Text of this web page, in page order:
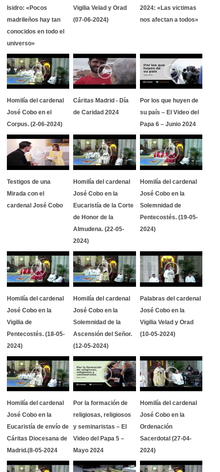
Isidro: «Pocos
madrileños hay tan
conocidos en todo el
universo»
Vigilia Velad y Orad
(07-06-2024)
2024: «Las victimas
nos afectan a todos»
Homilía del cardenal
José Cobo en el
Corpus. (2-06-2024)
Cáritas Madrid - Día
de Caridad 2024
Por los que huyen de
su país – El Video del
Papa 6 – Junio 2024
Testigos de una
Mirada con el
cardenal José Cobo
Homilía del cardenal
José Cobo en la
Eucaristía de la Corte
de Honor de la
Almudena. (22-05-
2024)
Homilía del cardenal
José Cobo en la
Solemnidad de
Pentecostés. (19-05-
2024)
Homilía del cardenal
José Cobo en la
Vigilia de
Pentecostés. (18-05-
2024)
Homilía del cardenal
José Cobo en la
Solemnidad de la
Ascensión del Señor.
(12-05-2024)
Palabras del cardenal
José Cobo en la
Vigilia Velad y Orad
(10-05-2024)
Homilía del cardenal
José Cobo en la
Eucaristía de envío de
Cáritas Diocesana de
Madrid.(8-05-2024
Por la formación de
religiosas, religiosos
y seminaristas – El
Video del Papa 5 –
Mayo 2024
Homilía del cardenal
José Cobo en la
Ordenación
Sacerdotal (27-04-
2024)